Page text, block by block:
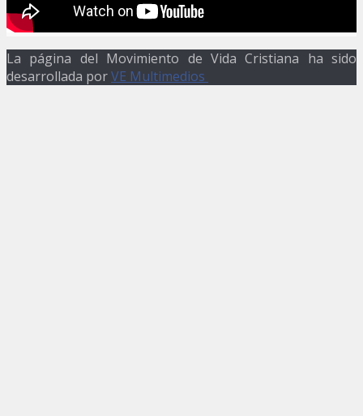
La página del Movimiento de Vida Cristiana ha sido
desarrollada porVE Multimedios